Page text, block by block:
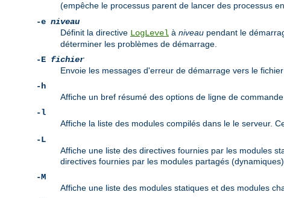
(empêche le processus parent de lancer des processus
-e niveau
Définit la directive LogLevel à niveau pendant le
déterminer les problèmes de démarrage.
-E fichier
Envoie les messages d'erreur de démarrage vers le fichier
-h
Affiche un bref résumé des options de ligne de commande
-l
Affiche la liste des modules compilés dans le le serveur.
-L
Affiche une liste des directives fournies par les modules
directives fournies par les modules partagés
-M
Affiche une liste des modules statiques et des modules